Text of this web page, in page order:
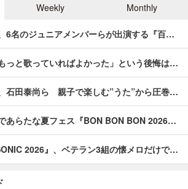
Weekly Monthly
6名のジュニアメンバーらが出演する『百…
と歌っていればよかった」という後悔は…
石田泰尚ら 親子で楽しむ”うた”から圧巻…
あらたな夏フェス『BON BON BON 2026…
2026』、ベテラン3組の懐メロだけで…